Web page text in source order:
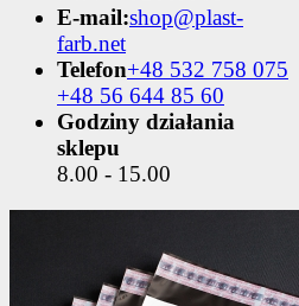
E-mail:shop@plast-
farb.net
Telefon+48 532 758 075
+48 56 644 85 60
Godziny działania
sklepu
8.00 - 15.00